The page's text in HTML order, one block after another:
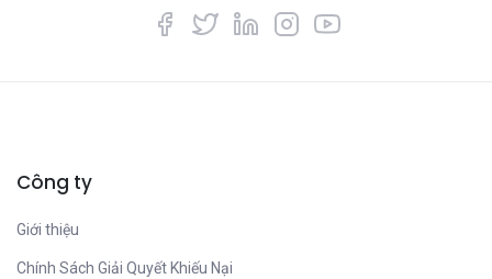
Công ty
Giới thiệu
Chính Sách Giải Quyết Khiếu Nại